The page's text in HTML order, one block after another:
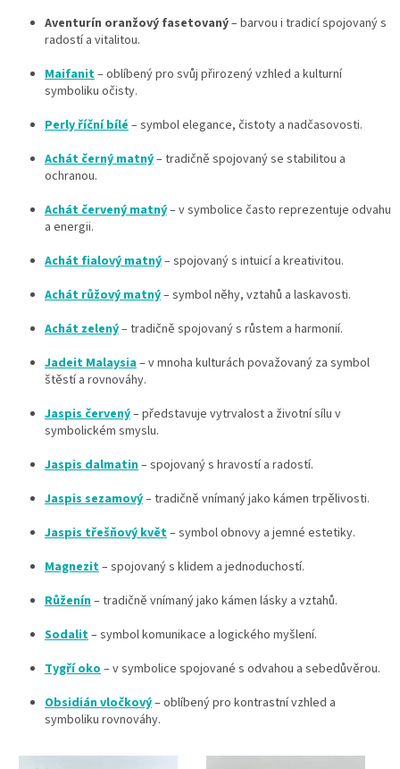
Aventurín oranžový fasetovaný– barvou i tradicí spojovaný s
radostí a vitalitou.
Maifanit– oblíbený pro svůj přirozený vzhled a kulturní
symboliku očisty.
Perly říční bílé– symbol elegance, čistoty a nadčasovosti.
Achát černý matný– tradičně spojovaný se stabilitou a
ochranou.
Achát červený matný– v symbolice často reprezentuje odvahu
a energii.
Achát fialový matný– spojovaný s intuicí a kreativitou.
Achát růžový matný– symbol něhy, vztahů a laskavosti.
Achát zelený– tradičně spojovaný s růstem a harmonií.
Jadeit Malaysia– v mnoha kulturách považovaný za symbol
štěstí a rovnováhy.
Jaspis červený– představuje vytrvalost a životní sílu v
symbolickém smyslu.
Jaspis dalmatin– spojovaný s hravostí a radostí.
Jaspis sezamový– tradičně vnímaný jako kámen trpělivosti.
Jaspis třešňový květ– symbol obnovy a jemné estetiky.
Magnezit– spojovaný s klidem a jednoduchostí.
Růženín– tradičně vnímaný jako kámen lásky a vztahů.
Sodalit– symbol komunikace a logického myšlení.
Tygří oko– v symbolice spojované s odvahou a sebedůvěrou.
Obsidián vločkový– oblíbený pro kontrastní vzhled a
symboliku rovnováhy.